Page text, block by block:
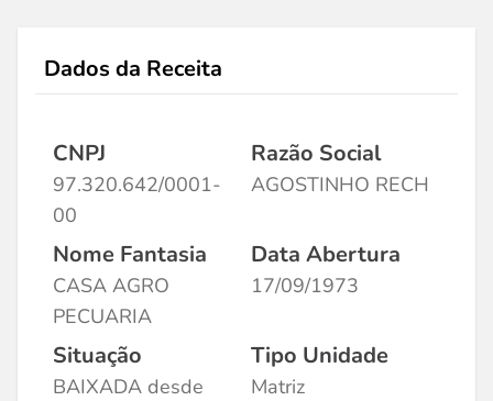
Dados da Receita
CNPJ
97.320.642/0001-
00
Razão Social
AGOSTINHO RECH
Nome Fantasia
CASA AGRO
PECUARIA
Data Abertura
17/09/1973
Situação
BAIXADA desde
Tipo Unidade
Matriz